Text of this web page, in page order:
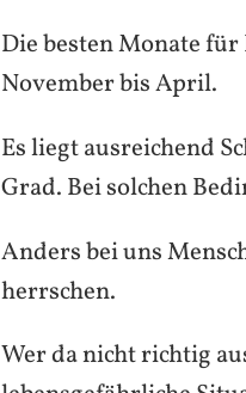
Die besten Monate
November bis April.
Es liegt ausreichend
Grad. Bei solchen
Anders bei uns
herrschen.
Wer da nicht richtig